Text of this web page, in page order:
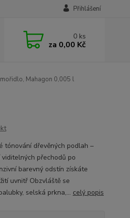
Přihlášení
0 ks
za 0,00 Kč
Mahagon 0,005 l
tónování dřevěných podlah –
přechodů po
barevný odstín získáte
uvnitř Obzvláště se
selská prkna,... celý popis